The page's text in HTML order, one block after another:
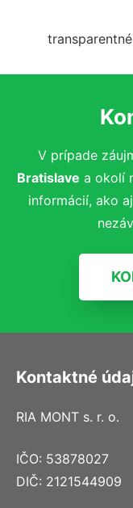
V prípade
Bratislave a okolí
informácií, ako
Kontaktné
RIA MONT s. r. o.
IČO: 53878027
DIČ: 2121544909